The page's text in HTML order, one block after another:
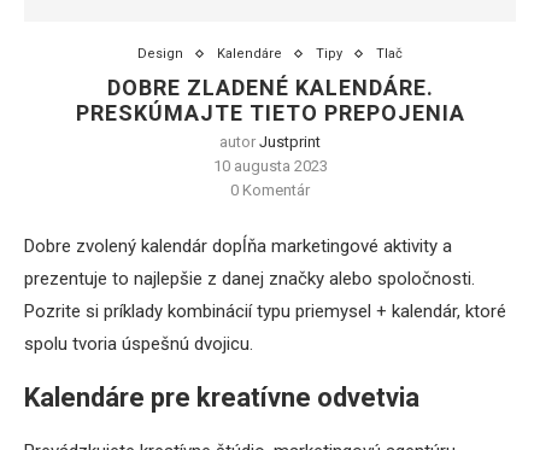
Design Kalendáre Tipy Tlač
DOBRE ZLADENÉ KALENDÁRE.
PRESKÚMAJTE TIETO PREPOJENIA
autor Justprint
10 augusta 2023
0 Komentár
Dobre zvolený kalendár dopĺňa marketingové aktivity a
prezentuje to najlepšie z danej značky alebo spoločnosti.
Pozrite si príklady kombinácií typu priemysel + kalendár, ktoré
spolu tvoria úspešnú dvojicu.
Kalendáre pre kreatívne odvetvia